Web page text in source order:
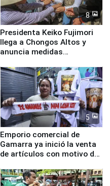
8
Presidenta Keiko Fujimori
llega a Chongos Altos y
anuncia medidas
educación, salud y empleo
5
Emporio comercial de
Gamarra ya inició la venta
de artículos con motivo de